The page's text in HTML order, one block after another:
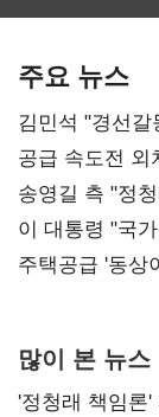
주요 뉴스
김민석 "경선
사과부터"
공급 속도전
리모델링' 제안
송영길 측 "정
총선 지휘 못해"
이 대통령 "국
진실 밝혀야"
주택공급 '동상
많이 본 뉴스
'정청래 책임론